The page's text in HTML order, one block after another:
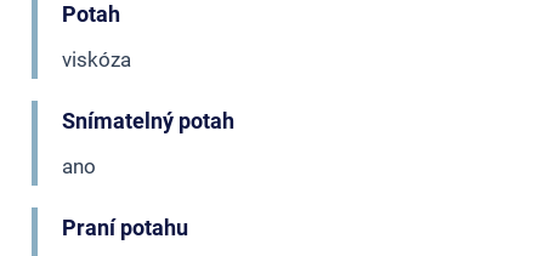
Potah
viskóza
Snímatelný potah
ano
Praní potahu